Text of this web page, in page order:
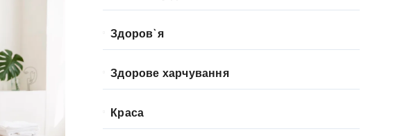
Здоров`я
Здорове харчування
Краса